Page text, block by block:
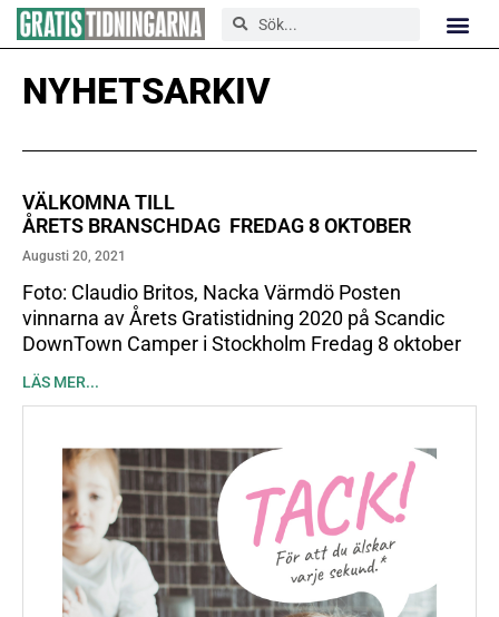
NYHETSARKIV
VÄLKOMNA TILL
ÅRETS BRANSCHDAG FREDAG 8 OKTOBER
Augusti 20, 2021
Foto: Claudio Britos, Nacka Värmdö Posten
vinnarna av Årets Gratistidning 2020 på Scandic
DownTown Camper i Stockholm Fredag 8 oktober
LÄS MER...